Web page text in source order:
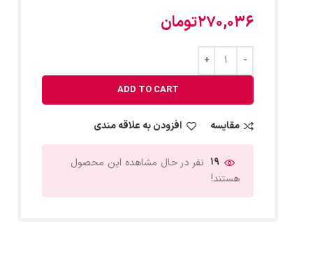
270,036تومان
ADD TO CART
مقایسه افزودن به علاقه مندی
19 نفر در حال مشاهده این محصول
هستند!